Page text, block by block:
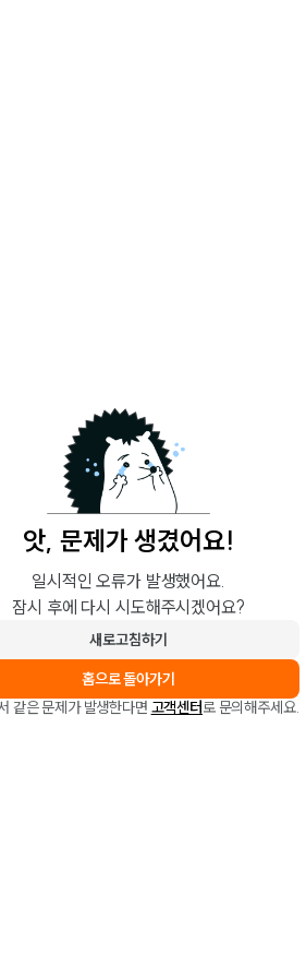
앗, 문제가 생겼어요!
일시적인 오류가 발생했어요.
잠시 후에 다시 시도해주시겠어요?
새로고침하기
홈으로 돌아가기
같은 문제가 발생한다면 고객센터로 문의해주세요.